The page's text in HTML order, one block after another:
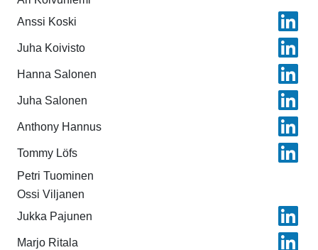
Anssi Koski
Juha Koivisto
Hanna Salonen
Juha Salonen
Anthony Hannus
Tommy Löfs
Petri Tuominen
Ossi Viljanen
Jukka Pajunen
Marjo Ritala